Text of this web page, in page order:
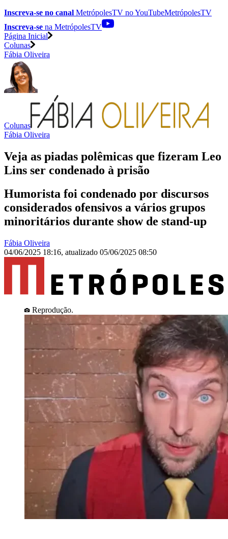
Inscreva-se no canal MetrópolesTV noYouTubeMetrópolesTV
Inscreva-se na MetrópolesTV
Página Inicial
Colunas
Fábia Oliveira
Colunas
Fábia Oliveira
Veja as piadas polêmicas que fizeram Leo
Lins ser condenado à prisão
Humorista foi condenado por discursos
considerados ofensivos a vários grupos
minoritários durante show de stand-up
Fábia Oliveira
04/06/2025 18:16, atualizado 05/06/2025 08:50
Reprodução.